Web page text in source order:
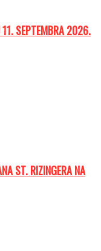
11. SEPTEMBRA 2026.
ST. RIZINGERA NA